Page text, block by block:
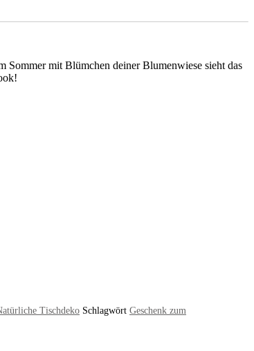
mit Blümchen deiner Blumenwiese sieht das
Tischdeko Schlagwört Geschenk zum